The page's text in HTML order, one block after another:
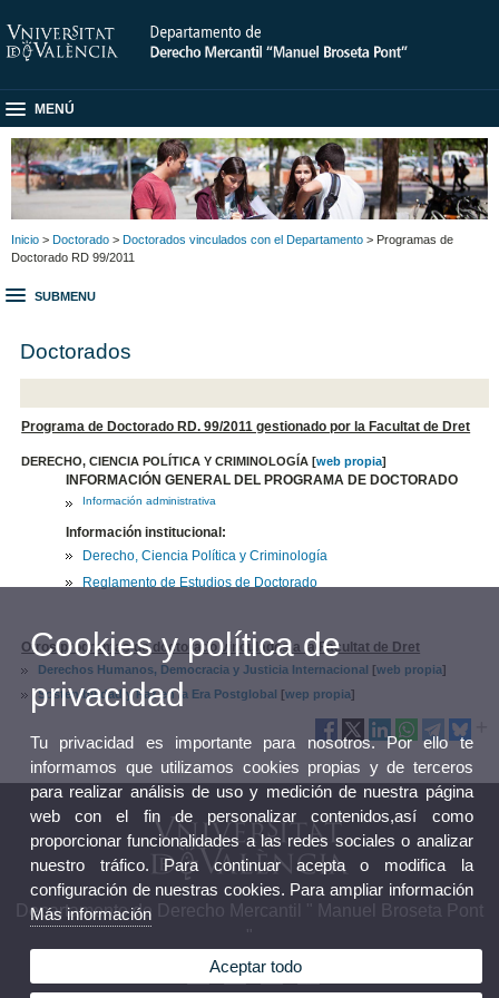
MENÚ
Inicio > Doctorado > Doctorados vinculados con el Departamento > Programas de
Doctorado RD 99/2011
SUBMENU
Doctorados
Programa de Doctorado RD. 99/2011 gestionado por la Facultat de Dret
DERECHO, CIENCIA POLÍTICA Y CRIMINOLOGÍA [web propia]
INFORMACIÓN GENERAL DEL PROGRAMA DE DOCTORADO
Información administrativa
Información institucional:
Derecho, Ciencia Política y Criminología
Reglamento de Estudios de Doctorado
Otros programas de doctorado vinculados a la Facultat de Dret
Derechos Humanos, Democracia y Justicia Internacional [web propia]
Sostenibilidad y Paz en la Era Postglobal
[wep propia]
Departamento de Derecho Mercantil " Manuel Broseta Pont
"
Cookies y política de
privacidad
Tu privacidad es importante para nosotros. Por ello te
informamos que utilizamos cookies propias y de terceros
para realizar análisis de uso y medición de nuestra página
web con el fin de personalizar contenidos,así como
proporcionar funcionalidades a las redes sociales o analizar
nuestro tráfico. Para continuar acepta o modifica la
configuración de nuestras cookies. Para ampliar información
Más información
Aceptar todo